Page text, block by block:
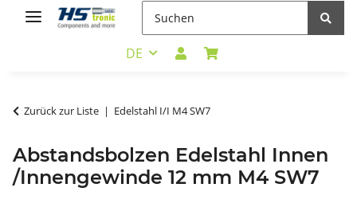
DE
Zurück zur Liste Edelstahl I/I M4 SW7
Abstandsbolzen Edelstahl Innen
/Innengewinde 12 mm M4 SW7